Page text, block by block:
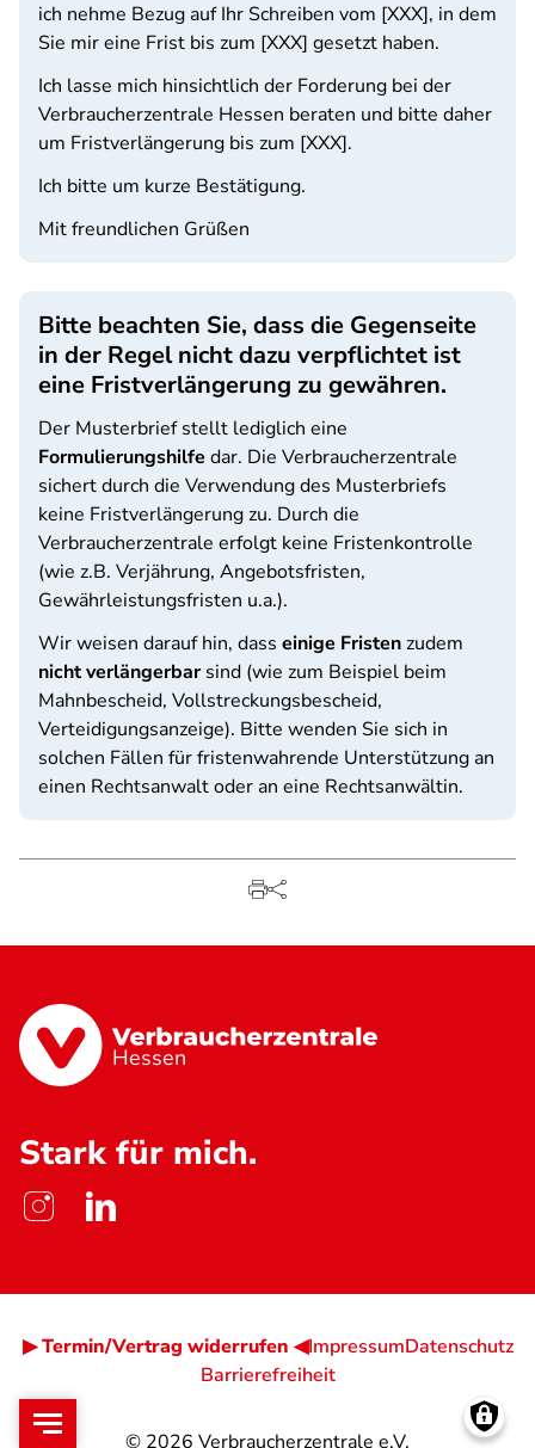
ich nehme Bezug auf Ihr Schreiben vom [XXX], in dem
Sie mir eine Frist bis zum [XXX] gesetzt haben.
Ich lasse mich hinsichtlich der Forderung bei der
Verbraucherzentrale Hessen beraten und bitte daher
um Fristverlängerung bis zum [XXX].
Ich bitte um kurze Bestätigung.
Mit freundlichen Grüßen
Bitte beachten Sie, dass die Gegenseite
in der Regel nicht dazu verpflichtet ist
eine Fristverlängerung zu gewähren.
Der Musterbrief stellt lediglich eine
Formulierungshilfe dar. Die Verbraucherzentrale
sichert durch die Verwendung des Musterbriefs
keine Fristverlängerung zu. Durch die
Verbraucherzentrale erfolgt keine Fristenkontrolle
(wie z.B. Verjährung, Angebotsfristen,
Gewährleistungsfristen u.a.).
Wir weisen darauf hin, dass einige Fristenzudem
nicht verlängerbarsind (wie zum Beispiel beim
Mahnbescheid, Vollstreckungsbescheid,
Verteidigungsanzeige). Bitte wenden Sie sich in
solchen Fällen für fristenwahrende Unterstützung an
einen Rechtsanwalt oder an eine Rechtsanwältin.
Hessen
Stark für mich.
© 2026 Verbraucherzentrale e.V.
▶ Termin/Vertrag widerrufen ◀ImpressumDatenschutz
Barrierefreiheit